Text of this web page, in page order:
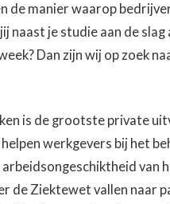
de manier waarop
naast je studie aan de
Dan zijn wij op zoek
is de grootste private
werkgevers bij het
van
de Ziektewet vallen naar